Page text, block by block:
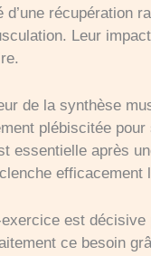
d’une récupération
Leur
de la synthèse
plébiscitée
essentielle après
est
ce besoin